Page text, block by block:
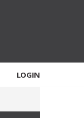
LOGIN